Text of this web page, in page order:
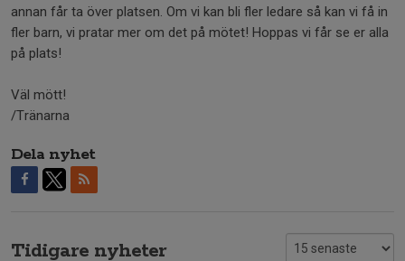
annan får ta över platsen. Om vi kan bli fler ledare så kan vi få in
fler barn, vi pratar mer om det på mötet! Hoppas vi får se er alla
på plats!
Väl mött!
/Tränarna
Dela nyhet
Tidigare nyheter